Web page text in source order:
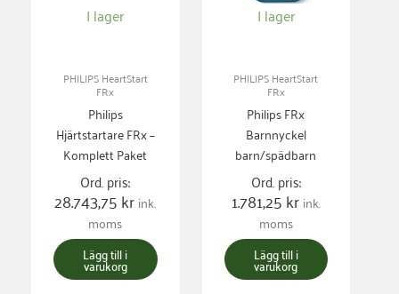
I lager
PHILIPS HeartStart
FRx
Philips
Hjärtstartare FRx –
Komplett Paket
Ord. pris:
28.743,75kr ink.
moms
Lägg till i
varukorg
I lager
PHILIPS HeartStart
FRx
Philips FRx
Barnnyckel
barn/spädbarn
Ord. pris:
1.781,25kr ink.
moms
Lägg till i
varukorg